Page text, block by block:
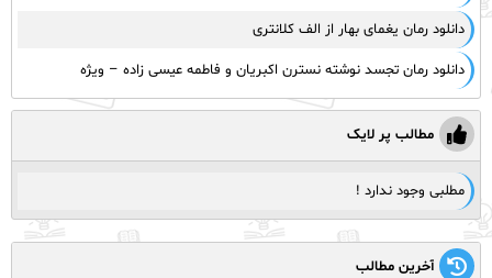
دانلود رمان یغمای بهار از الف کلانتری
دانلود رمان تجسد نوشته نسترن اکبریان و فاطمه عیسی زاده – ویژه
مطالب پر لایک
مطلبی وجود ندارد !
آخرین مطالب